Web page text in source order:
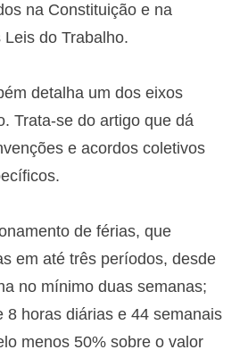
na Constituição e na
do Trabalho.
detalha um dos eixos
Trata-se do artigo que dá
e acordos coletivos
de férias, que
em até três períodos, desde
no mínimo duas semanas;
8 horas diárias e 44 semanais
menos 50% sobre o valor